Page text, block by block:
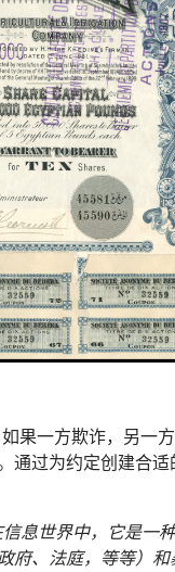
果一方欺诈，另一
通过为约定创建合
息世界中，它是一
、法庭，等等）和